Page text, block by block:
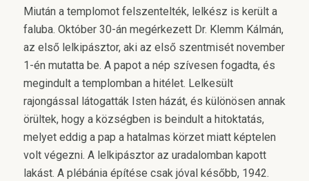
Miután a templomot felszentelték, lelkész is került a
faluba. Október 30-án megérkezett Dr. Klemm Kálmán,
az első lelkipásztor, aki az első szentmisét november
1-én mutatta be. A papot a nép szívesen fogadta, és
megindult a templomban a hitélet. Lelkesült
rajongással látogatták Isten házát, és különösen annak
örültek, hogy a községben is beindult a hitoktatás,
melyet eddig a pap a hatalmas körzet miatt képtelen
volt végezni. A lelkipásztor az uradalomban kapott
lakást. A plébánia építése csak jóval később, 1942.